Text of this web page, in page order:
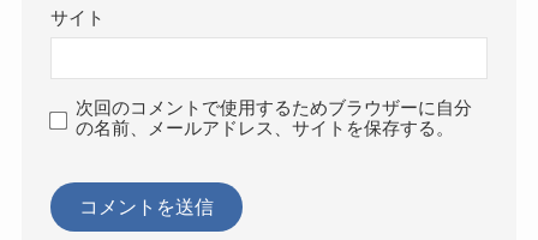
サイト
次回のコメントで使用するためブラウザーに自分
の名前、メールアドレス、サイトを保存する。